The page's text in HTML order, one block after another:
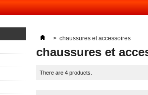
> chaussures et accessoires
chaussures et
There are 4 products.